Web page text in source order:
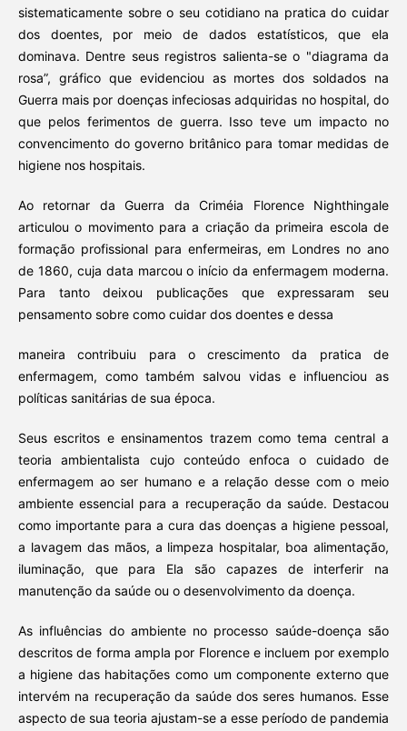
sistematicamente sobre o seu cotidiano na pratica do cuidar
dos doentes, por meio de dados estatísticos, que ela
dominava. Dentre seus registros salienta-se o "diagrama da
rosa”, gráfico que evidenciou as mortes dos soldados na
Guerra mais por doenças infeciosas adquiridas no hospital, do
que pelos ferimentos de guerra. Isso teve um impacto no
convencimento do governo britânico para tomar medidas de
higiene nos hospitais.
Ao retornar da Guerra da Criméia Florence Nighthingale
articulou o movimento para a criação da primeira escola de
formação profissional para enfermeiras, em Londres no ano
de 1860, cuja data marcou o início da enfermagem moderna.
Para tanto deixou publicações que expressaram seu
pensamento sobre como cuidar dos doentes e dessa
maneira contribuiu para o crescimento da pratica de
enfermagem, como também salvou vidas e influenciou as
políticas sanitárias de sua época.
Seus escritos e ensinamentos trazem como tema central a
teoria ambientalista cujo conteúdo enfoca o cuidado de
enfermagem ao ser humano e a relação desse com o meio
ambiente essencial para a recuperação da saúde. Destacou
como importante para a cura das doenças a higiene pessoal,
a lavagem das mãos, a limpeza hospitalar, boa alimentação,
iluminação, que para Ela são capazes de interferir na
manutenção da saúde ou o desenvolvimento da doença.
As influências do ambiente no processo saúde-doença são
descritos de forma ampla por Florence e incluem por exemplo
a higiene das habitações como um componente externo que
intervém na recuperação da saúde dos seres humanos. Esse
aspecto de sua teoria ajustam-se a esse período de pandemia